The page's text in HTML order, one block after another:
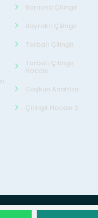
Bornova Çilingir
Bayraklı Çilingir
Torbalı Çilingir
Torbalı Çilingir
Hocası
Coşkun Anahtar
Çilingir Hocası 2
Teknik ServisTüm